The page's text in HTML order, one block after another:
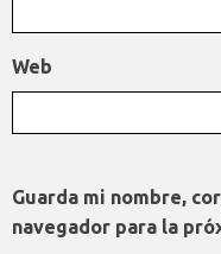
Web
Guarda mi nombre,
navegador para la